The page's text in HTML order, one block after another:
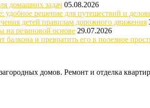
домашних задач 05.08.2026
удобное решение для путешествий и
детей правилам дорожного движения
на резиновой основе 29.07.2026
и превратить его в полезное
домов. Ремонт и отделка